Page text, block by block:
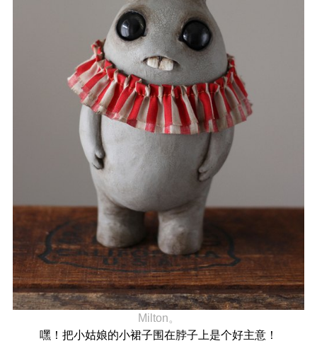
Milton。
嘿！把小姑娘的小裙子围在脖子上是个好主意！